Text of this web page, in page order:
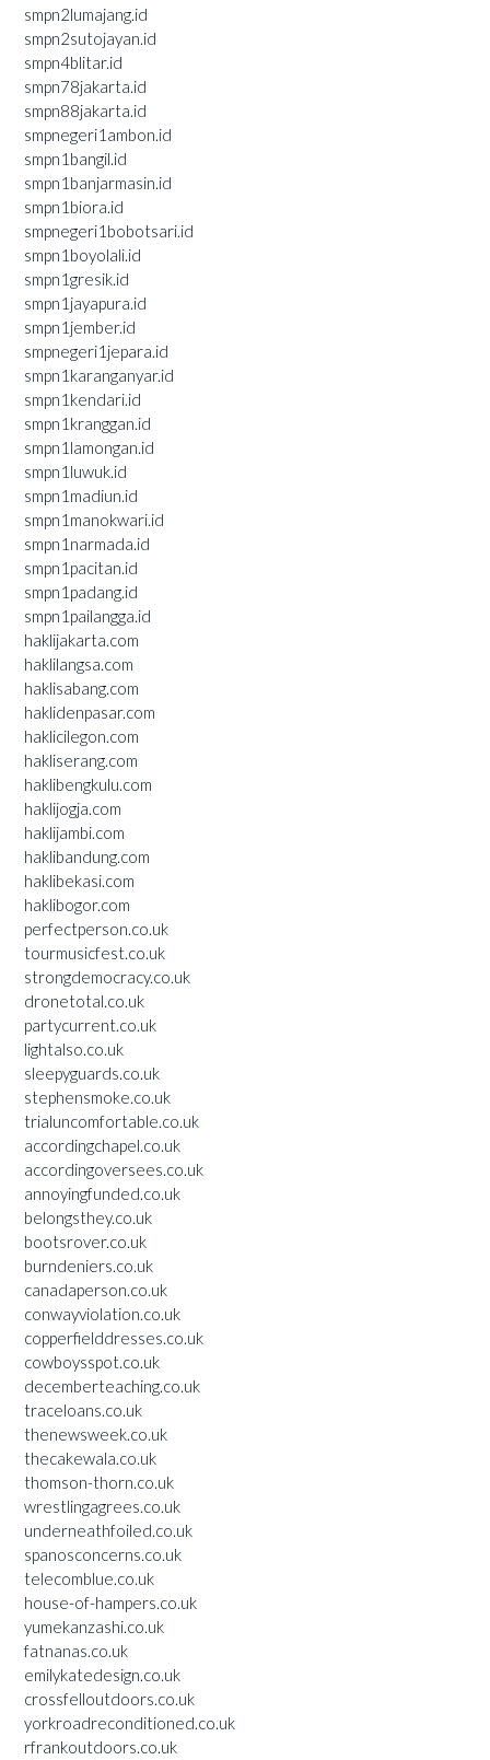
smpn2lumajang.id
smpn2sutojayan.id
smpn4blitar.id
smpn78jakarta.id
smpn88jakarta.id
smpnegeri1ambon.id
smpn1bangil.id
smpn1banjarmasin.id
smpn1biora.id
smpnegeri1bobotsari.id
smpn1boyolali.id
smpn1gresik.id
smpn1jayapura.id
smpn1jember.id
smpnegeri1jepara.id
smpn1karanganyar.id
smpn1kendari.id
smpn1kranggan.id
smpn1lamongan.id
smpn1luwuk.id
smpn1madiun.id
smpn1manokwari.id
smpn1narmada.id
smpn1pacitan.id
smpn1padang.id
smpn1pailangga.id
haklijakarta.com
haklilangsa.com
haklisabang.com
haklidenpasar.com
haklicilegon.com
hakliserang.com
haklibengkulu.com
haklijogja.com
haklijambi.com
haklibandung.com
haklibekasi.com
haklibogor.com
perfectperson.co.uk
tourmusicfest.co.uk
strongdemocracy.co.uk
dronetotal.co.uk
partycurrent.co.uk
lightalso.co.uk
sleepyguards.co.uk
stephensmoke.co.uk
trialuncomfortable.co.uk
accordingchapel.co.uk
accordingoversees.co.uk
annoyingfunded.co.uk
belongsthey.co.uk
bootsrover.co.uk
burndeniers.co.uk
canadaperson.co.uk
conwayviolation.co.uk
copperfielddresses.co.uk
cowboysspot.co.uk
decemberteaching.co.uk
traceloans.co.uk
thenewsweek.co.uk
thecakewala.co.uk
thomson-thorn.co.uk
wrestlingagrees.co.uk
underneathfoiled.co.uk
spanosconcerns.co.uk
telecomblue.co.uk
house-of-hampers.co.uk
yumekanzashi.co.uk
fatnanas.co.uk
emilykatedesign.co.uk
crossfelloutdoors.co.uk
yorkroadreconditioned.co.uk
rfrankoutdoors.co.uk